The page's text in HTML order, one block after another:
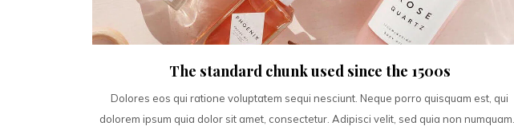
The standard chunk used since the 1500s
Dolores eos qui ratione voluptatem sequi nesciunt. Neque porro quisquam est, qui
dolorem ipsum quia dolor sit amet, consectetur. Adipisci velit, sed quia non numquam...